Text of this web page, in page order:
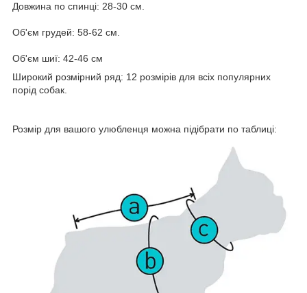
Довжина по спинці: 28-30 см.
Об'єм грудей: 58-62 см.
Об'єм шиї: 42-46 см
Широкий розмірний ряд: 12 розмірів для всіх популярних
порід собак.
Розмір для вашого улюбленця можна підібрати по таблиці: